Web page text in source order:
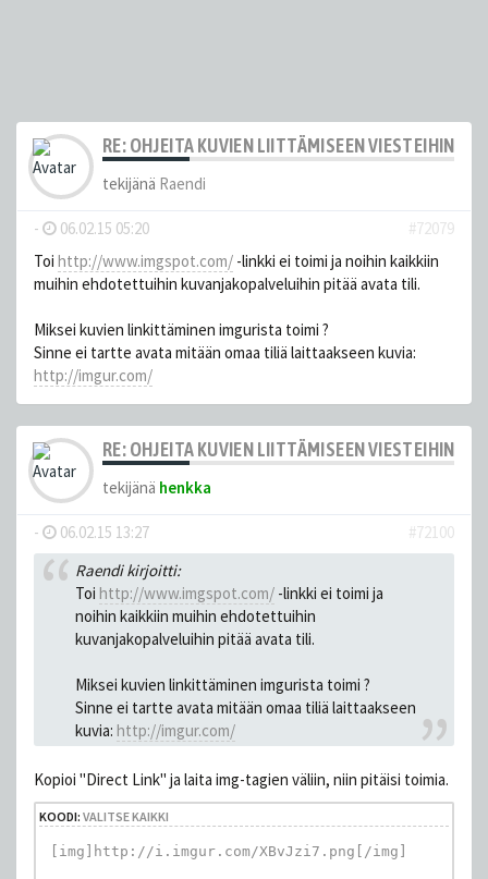
RE: OHJEITA KUVIEN LIITTÄMISEEN VIESTEIHIN
tekijänä Raendi
- 06.02.15 05:20
#72079
Toi http://www.imgspot.com/ -linkki ei toimi ja noihin kaikkiin
muihin ehdotettuihin kuvanjakopalveluihin pitää avata tili.
Miksei kuvien linkittäminen imgurista toimi ?
Sinne ei tartte avata mitään omaa tiliä laittaakseen kuvia:
http://imgur.com/
RE: OHJEITA KUVIEN LIITTÄMISEEN VIESTEIHIN
tekijänä henkka
- 06.02.15 13:27
#72100
Raendi kirjoitti:
Toi http://www.imgspot.com/-linkki ei toimi ja
noihin kaikkiin muihin ehdotettuihin
kuvanjakopalveluihin pitää avata tili.
Miksei kuvien linkittäminen imgurista toimi ?
Sinne ei tartte avata mitään omaa tiliä laittaakseen
kuvia: http://imgur.com/
Kopioi "Direct Link" ja laita img-tagien väliin, niin pitäisi toimia.
KOODI: VALITSE KAIKKI
[img]http://i.imgur.com/XBvJzi7.png[/img]